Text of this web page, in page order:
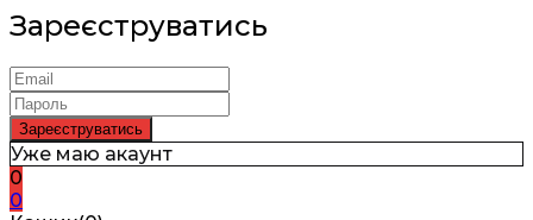
Зареєструватись
Уже маю акаунт
0
0